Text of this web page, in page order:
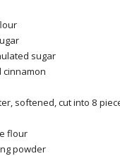
sugar
softened, cut into 8
flour
powder